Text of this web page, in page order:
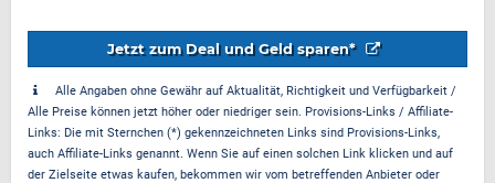
Jetzt zum Deal und Geld sparen*
Alle Angaben ohne Gewähr auf Aktualität, Richtigkeit und Verfügbarkeit /
Alle Preise können jetzt höher oder niedriger sein. Provisions-Links / Affiliate-
Links: Die mit Sternchen (*) gekennzeichneten Links sind Provisions-Links,
auch Affiliate-Links genannt. Wenn Sie auf einen solchen Link klicken und auf
der Zielseite etwas kaufen, bekommen wir vom betreffenden Anbieter oder